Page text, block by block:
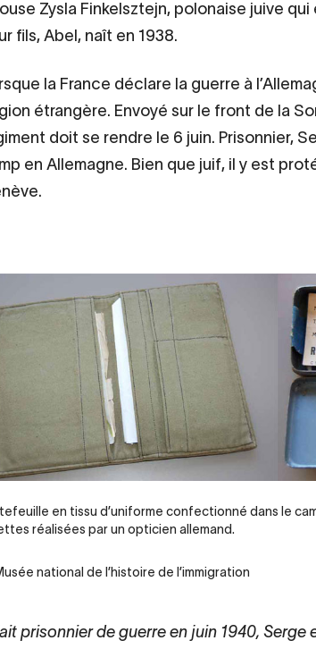
Zysla Finkelsztejn, polonaise juive
fils, Abel, naît en 1938.
la France déclare la guerre à
étrangère. Envoyé sur le front de la
doit se rendre le 6 juin. Prisonnier,
en Allemagne. Bien que juif, il y est
en tissu d’uniforme confectionné dans le
réalisées par un opticien allemand.
national de l’histoire de l’immigration
prisonnier de guerre en juin 1940, Serge